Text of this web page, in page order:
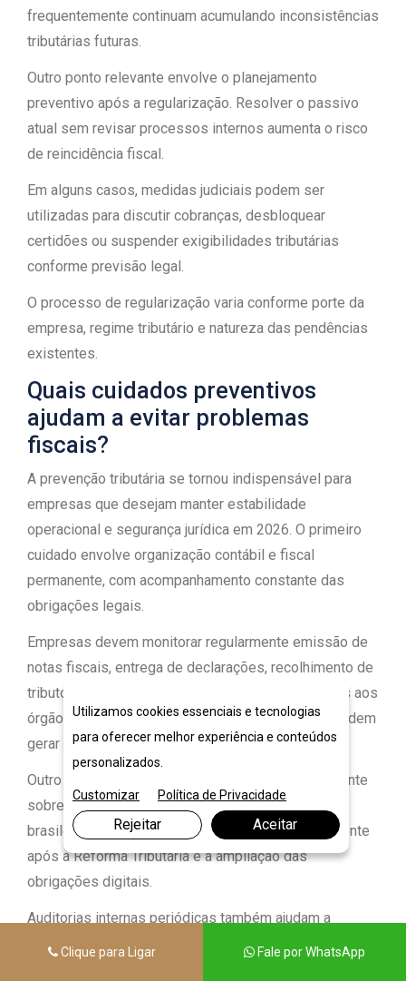
frequentemente continuam acumulando inconsistências
tributárias futuras.
Outro ponto relevante envolve o planejamento
preventivo após a regularização. Resolver o passivo
atual sem revisar processos internos aumenta o risco
de reincidência fiscal.
Em alguns casos, medidas judiciais podem ser
utilizadas para discutir cobranças, desbloquear
certidões ou suspender exigibilidades tributárias
conforme previsão legal.
O processo de regularização varia conforme porte da
empresa, regime tributário e natureza das pendências
existentes.
Quais cuidados preventivos
ajudam a evitar problemas
fiscais?
A prevenção tributária se tornou indispensável para
empresas que desejam manter estabilidade
operacional e segurança jurídica em 2026. O primeiro
cuidado envolve organização contábil e fiscal
permanente, com acompanhamento constante das
obrigações legais.
Empresas devem monitorar regularmente emissão de
notas fiscais, entrega de declarações, recolhimento de
tributos e consistência das informações prestadas aos
órgãos públicos. Pequenas falhas operacionais podem
gerar consequências relevantes no médio prazo.
Outro ponto importante envolve atualização constante
sobre mudanças legislativas. O ambiente tributário
brasileiro sofre alterações frequentes, especialmente
após a Reforma Tributária e a ampliação das
obrigações digitais.
Auditorias internas periódicas também ajudam a
identificar inconsistências antes de fiscalizações
Clique para Ligar Fale por WhatsApp
Utilizamos cookies essenciais e tecnologias
para oferecer melhor experiência e conteúdos
personalizados.
Customizar Política de Privacidade
Rejeitar Aceitar